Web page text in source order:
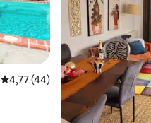
Просечна оцена: 4,77 од 5,
4,77 (44)